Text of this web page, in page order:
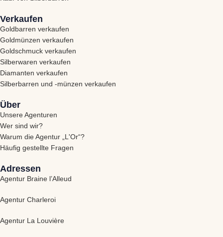
Verkaufen
Goldbarren verkaufen
Goldmünzen verkaufen
Goldschmuck verkaufen
Silberwaren verkaufen
Diamanten verkaufen
Silberbarren und -münzen verkaufen
Über
Unsere Agenturen
Wer sind wir?
Warum die Agentur „L'Or“?
Häufig gestellte Fragen
Adressen
Agentur Braine l’Alleud
Agentur Charleroi
Agentur La Louvière